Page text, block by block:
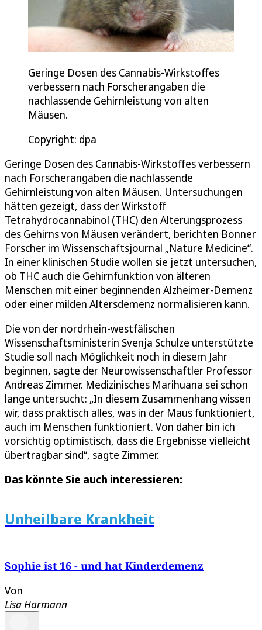
Geringe Dosen des Cannabis-Wirkstoffes
verbessern nach Forscherangaben die
nachlassende Gehirnleistung von alten
Mäusen.
Copyright: dpa
Geringe Dosen des Cannabis-Wirkstoffes verbessern
nach Forscherangaben die nachlassende
Gehirnleistung von alten Mäusen. Untersuchungen
hätten gezeigt, dass der Wirkstoff
Tetrahydrocannabinol (THC) den Alterungsprozess
des Gehirns von Mäusen verändert, berichten Bonner
Forscher im Wissenschaftsjournal „Nature Medicine“.
In einer klinischen Studie wollen sie jetzt untersuchen,
ob THC auch die Gehirnfunktion von älteren
Menschen mit einer beginnenden Alzheimer-Demenz
oder einer milden Altersdemenz normalisieren kann.
Die von der nordrhein-westfälischen
Wissenschaftsministerin Svenja Schulze unterstützte
Studie soll nach Möglichkeit noch in diesem Jahr
beginnen, sagte der Neurowissenschaftler Professor
Andreas Zimmer. Medizinisches Marihuana sei schon
lange untersucht: „In diesem Zusammenhang wissen
wir, dass praktisch alles, was in der Maus funktioniert,
auch im Menschen funktioniert. Von daher bin ich
vorsichtig optimistisch, dass die Ergebnisse vielleicht
übertragbar sind“, sagte Zimmer.
Das könnte Sie auch interessieren:
Unheilbare Krankheit
Sophie ist 16 - und hat Kinderdemenz
Von
Lisa Harmann